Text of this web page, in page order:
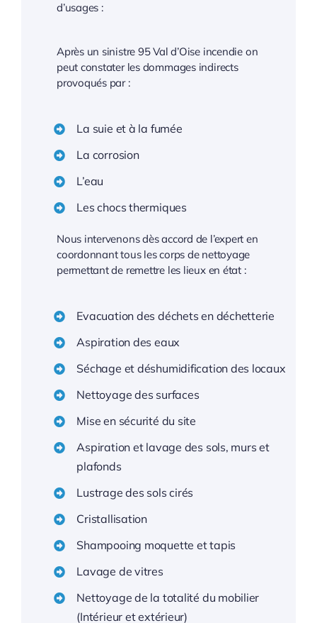
d’usages :
Après un sinistre 95 Val d’Oise incendie on
peut constater les dommages indirects
provoqués par :
La suie et à la fumée
La corrosion
L’eau
Les chocs thermiques
Nous intervenons dès accord de l’expert en
coordonnant tous les corps de nettoyage
permettant de remettre les lieux en état :
Evacuation des déchets en déchetterie
Aspiration des eaux
Séchage et déshumidification des locaux
Nettoyage des surfaces
Mise en sécurité du site
Aspiration et lavage des sols, murs et
plafonds
Lustrage des sols cirés
Cristallisation
Shampooing moquette et tapis
Lavage de vitres
Nettoyage de la totalité du mobilier
(Intérieur et extérieur)